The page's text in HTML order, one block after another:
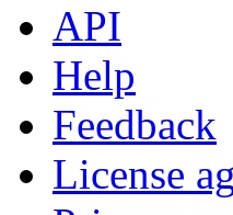
API
Help
Feedback
License